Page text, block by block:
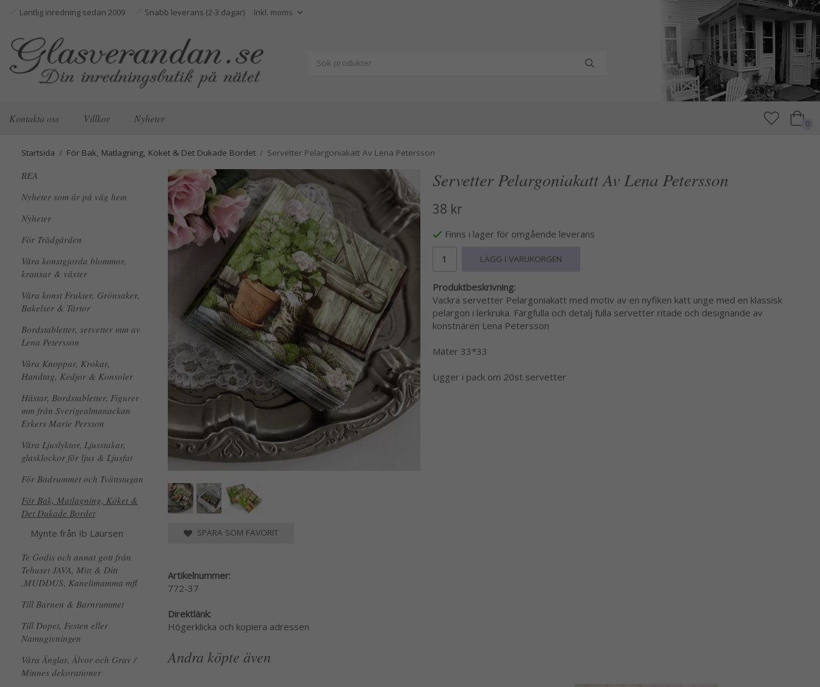
Lantlig inredning sedan 2009 Snabb leverans (2-3 dagar)
Kontakta oss Villkor Nyheter 0
Startsida / För Bak, Matlagning, Köket & Det Dukade Bordet / Servetter Pelargoniakatt Av Lena Petersson
REA
Nyheter som är på väg hem
Nyheter
För Trädgården
Våra konstgjorda blommor,
kransar & växter
Våra konst Frukter, Grönsaker,
Bakelser & Tårtor
Bordstabletter, servetter mm av
Lena Petersson
Våra Knoppar, Krokar,
Handtag, Kedjor & Konsoler
Hästar, Bordstabletter, Figurer
mm från Sverigealmanackan
Erkers Marie Persson
Våra Ljuslyktor, Ljusstakar,
glasklockor för ljus & Ljusfat
För Badrummet och Tvättstugan
För Bak, Matlagning, Köket &
Det Dukade Bordet
Mynte från Ib Laursen
Te Godis och annat gott från
Tehuset JAVA, Mitt & Ditt
,MUDDUS, Kanelimamma mfl
Till Barnen & Barnrummet
Till Dopet, Festen eller
Namngivningen
Våra Änglar, Älvor och Grav /
Minnes dekorationer
Servetter Pelargoniakatt Av Lena Petersson
38 kr
Finns i lager för omgående leverans
LÄGG I VARUKORGEN
Produktbeskrivning:
Vackra servetter Pelargoniakatt med motiv av en nyfiken katt unge med en klassisk
pelargon i lerkruka. Färgfulla och detalj fulla servetter ritade och designande av
konstnären Lena Petersson
Mäter 33*33
Ligger i pack om 20st servetter
SPARA SOM FAVORIT
Artikelnummer:
772-37
Direktlänk:
Högerklicka och kopiera adressen
Andra köpte även